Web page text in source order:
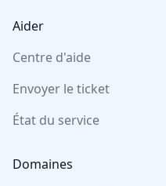
Aider
Centre d'aide
Envoyer le ticket
État du service
Domaines